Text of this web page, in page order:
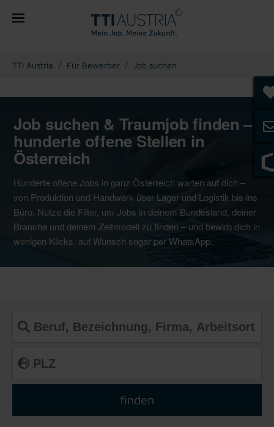
You are here:
TTI Austria Für Bewerber Job suchen
Job suchen & Traumjob finden –
hunderte offene Stellen in
Österreich
Hunderte offene Jobs in ganz Österreich warten auf dich –
von Produktion und Handwerk über Lager und Logistik bis ins
Büro. Nutze die Filter, um Jobs in deinem Bundesland, deiner
Branche und deinem Zeitmodell zu finden – und bewirb dich in
wenigen Klicks, auf Wunsch sogar per WhatsApp.